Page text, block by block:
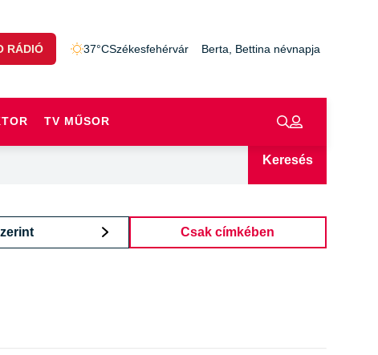
RÁDIÓ 37°CSzékesfehérvár Berta, Bettina névnapja
TV MŰSOR
Keresés
Csak címkében